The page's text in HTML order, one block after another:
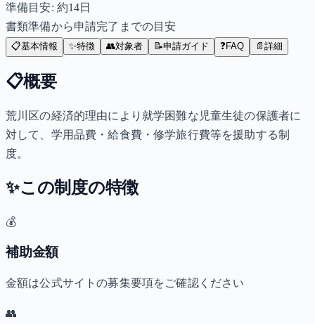
準備目安: 約14日
書類準備から申請完了までの目安
📋基本情報 ✨特徴 👥対象者 📝申請ガイド ❓FAQ 📄 詳細
📋概要
荒川区の経済的理由により就学困難な児童生徒の保護者に
対して、学用品費・給食費・修学旅行費等を援助する制
度。
✨この制度の特徴
💰
補助金額
金額は公式サイトの募集要項をご確認ください
👥